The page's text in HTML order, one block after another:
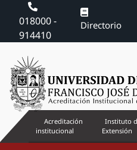
018000 -
914410
Directorio
Acreditación
institucional
Instituto
Extensión